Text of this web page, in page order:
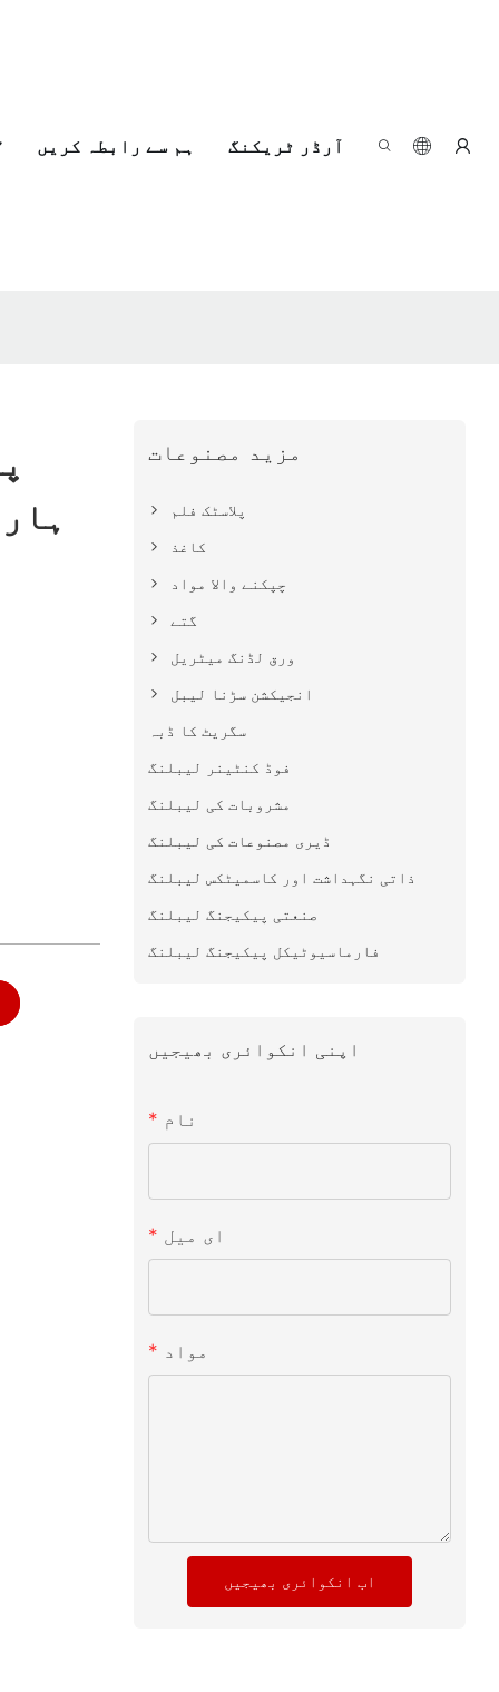
ہم سے رابطہ کریں آرڈر ٹریکنگ
مزید مصنوعات
پلاسٹک فلم
کاغذ
چپکنے والا مواد
گتے
ورق لڈنگ میٹریل
انجیکشن سڑنا لیبل
سگریٹ کا ڈبہ
فوڈ کنٹینر لیبلنگ
مشروبات کی لیبلنگ
ڈیری مصنوعات کی لیبلنگ
ذاتی نگہداشت اور کاسمیٹکس لیبلنگ
صنعتی پیکیجنگ لیبلنگ
فارماسیوٹیکل پیکیجنگ لیبلنگ
اپنی انکوائری بھیجیں
نام
ای میل
مواد
اب انکوائری بھیجیں